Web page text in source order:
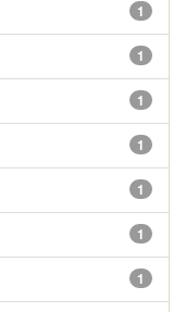
1
1
1
1
1
1
1